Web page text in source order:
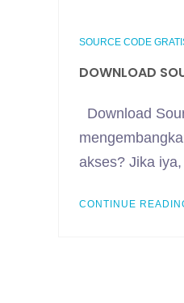
SOURCE CODE
DOWNLOAD
Download
akses? Jika
CONTINUE